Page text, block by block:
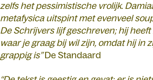
zelfs het pessimistische vrolijk.
metafysica uitspint met evenveel
De Schrijvers lijf geschreven; hij
waar je graag bij wil zijn, omdat hij in
grappig is”De Standaard